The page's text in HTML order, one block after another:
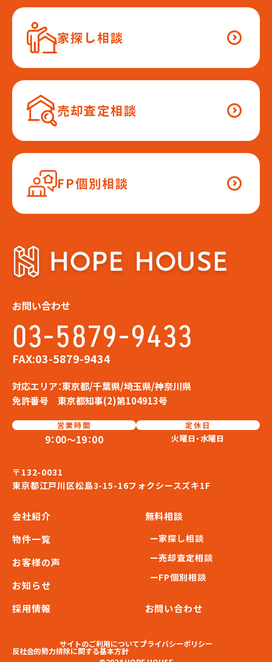
家探し相談
売却査定相談
FP個別相談
お問い合わせ
03-5879-9433
FAX:03-5879-9434
対応エリア：東京都/千葉県/埼玉県/神奈川県
免許番号 東京都知事(2)第104913号
営業時間
9：00〜19：00
定休日
火曜日・水曜日
〒132-0031
東京都江戸川区松島3-15-16フォクシースズキ1F
会社紹介
物件一覧
お客様の声
お知らせ
採用情報
無料相談
ー家探し相談
ー売却査定相談
ーFP個別相談
お問い合わせ
サイトのご利用についてプライバシーポリシー
反社会的勢力排除に関する基本方針